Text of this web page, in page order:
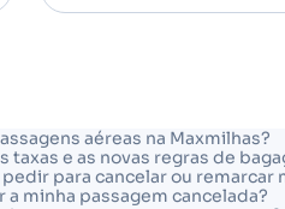
aéreas na Maxmilhas?
taxas e as novas regras de
para cancelar ou remarcar
minha passagem cancelada?